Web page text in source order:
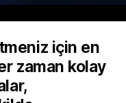
için en
zaman kolay